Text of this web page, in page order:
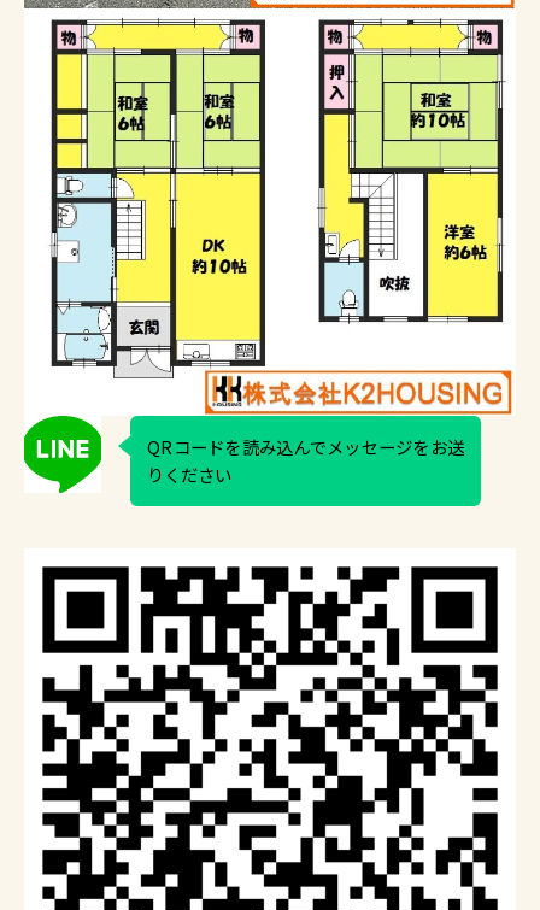
QRコードを読み込んでメッセージをお送
りください